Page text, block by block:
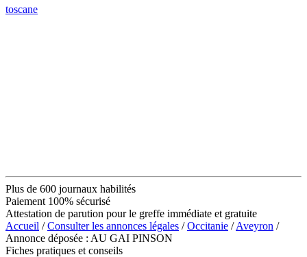
toscane
Plus de 600 journaux habilités
Paiement 100% sécurisé
Attestation de parution pour le greffe immédiate et gratuite
Accueil /Consulter les annonces légales /Occitanie /Aveyron /
Annonce déposée : AU GAI PINSON
Fiches pratiques et conseils